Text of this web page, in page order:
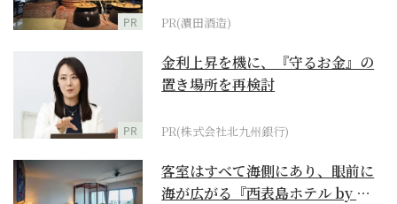
PR PR(濵田酒造)
PR
金利上昇を機に、『守るお金』の
置き場所を再検討
PR(株式会社北九州銀行)
客室はすべて海側にあり、眼前に
海が広がる『西表島ホテル by 星